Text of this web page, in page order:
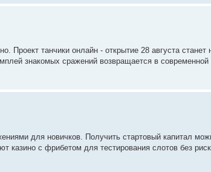
Проект танчики онлайн - открытие 28 августа станет
знакомых сражений возвращается в современной
для новичков. Получить стартовый капитал
казино с фрибетом для тестирования слотов без